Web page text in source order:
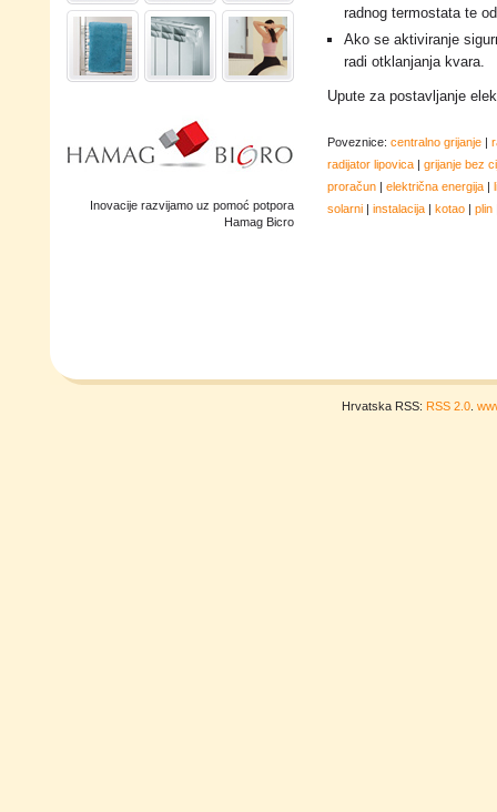
Inovacije razvijamo uz pomoć potpora
Hamag Bicro
radnog termostata te
Ako se aktiviranje
radi otklanjanja kvara.
Upute za postavljanje
Poveznice: centralno grijanje |
radijator lipovica | grijanje bez
proračun | električna energija |
solarni | instalacija | kotao | plin
Hrvatska RSS: RSS 2.0.